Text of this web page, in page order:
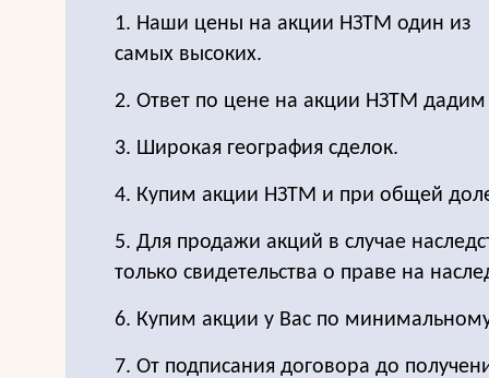
1. Наши цены на акции НЗТМ один из
самых высоких.
2. Ответ по цене на акции НЗТМ
3. Широкая география сделок.
4. Купим акции НЗТМ и при общей
5. Для продажи акций в случае
только свидетельства о праве на
6. Купим акции у Вас по
7. От подписания договора до